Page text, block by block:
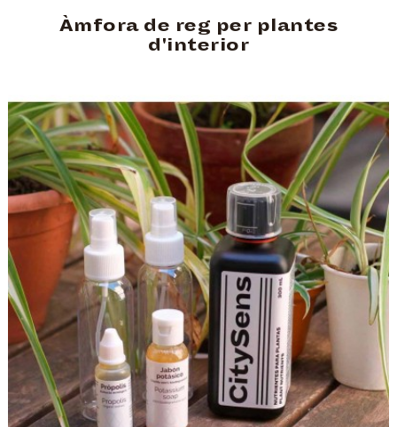
Àmfora de reg per plantes
d'interior